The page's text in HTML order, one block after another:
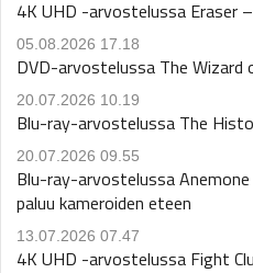
4K UHD -arvostelussa Eraser
05.08.2026 17.18
DVD-arvostelussa The Wizard
20.07.2026 10.19
Blu-ray-arvostelussa The
20.07.2026 09.55
Blu-ray-arvostelussa
paluu kameroiden eteen
13.07.2026 07.47
4K UHD -arvostelussa Fight